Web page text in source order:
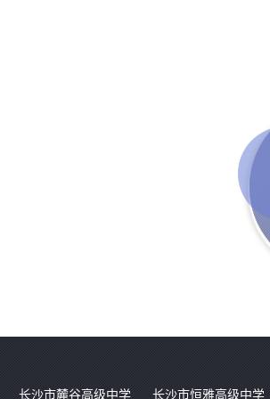
长沙市麓谷高级中学 长沙市恒雅高级中学